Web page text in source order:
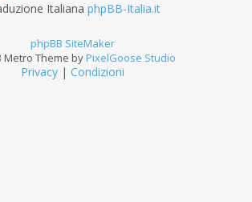
Italiana phpBB-Italia.it
phpBB SiteMaker
Metro Theme byPixelGoose Studio
Privacy| Condizioni